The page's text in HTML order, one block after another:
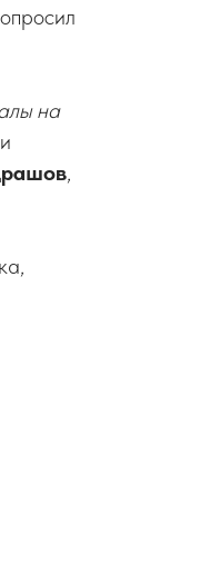
на
,